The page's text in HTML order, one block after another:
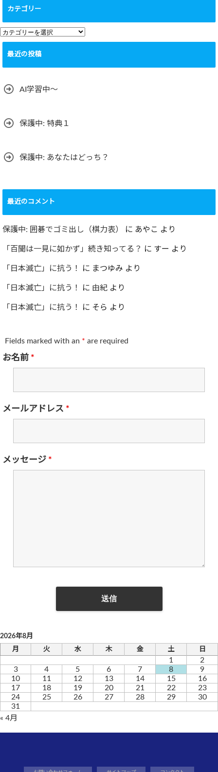
カテゴリー
カ
テ
リ
最近の投稿
AI学習中〜
保護中: 特典１
保護中: あなたはどっち？
最近のコメント
保護中: 囲碁でゴミ出し（棋力表） に あやこ より
「百聞は一見に如かず」続き知ってる？ に すー より
「日本滅亡」に抗う！ に まつゆみ より
「日本滅亡」に抗う！ に 由紀 より
「日本滅亡」に抗う！ に そら より
Fields marked with an * are required
お名前 *
メールアドレス *
メッセージ *
2026年8月
月
火 水 木 金 土 日
1
2
3
4 5 6 7 8
9
10
11 12 13 14 15
16
17
18 19 20 21 22
23
24
25 26 27 28 29
30
31
« 4月